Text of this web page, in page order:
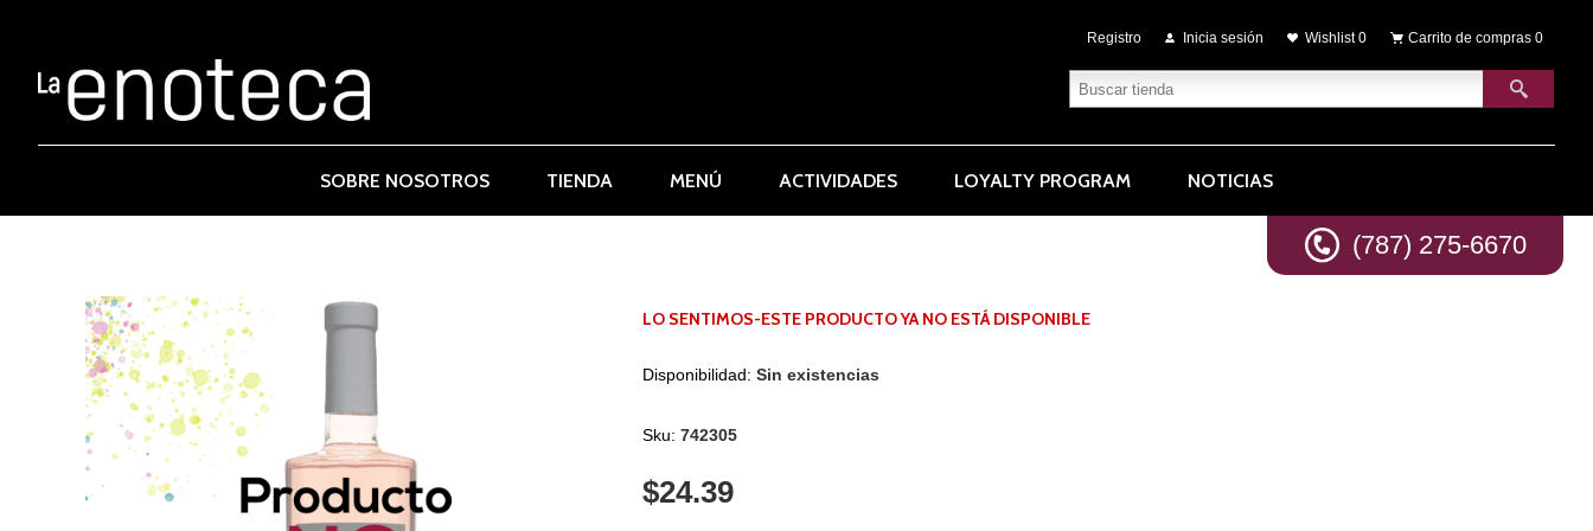
Registro Inicia sesión Wishlist 0 Carrito de compras 0
(787) 275-6670
SOBRE NOSOTROS TIENDA MENÚ ACTIVIDADES LOYALTY PROGRAM NOTICIAS
LO SENTIMOS-ESTE PRODUCTO YA NO ESTÁ DISPONIBLE
Disponibilidad: Sin existencias
Sku: 742305
$24.39